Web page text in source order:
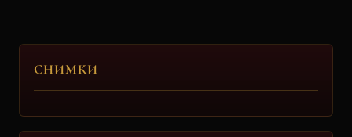
Богдан Глишев
Тодор
СНИМКИ